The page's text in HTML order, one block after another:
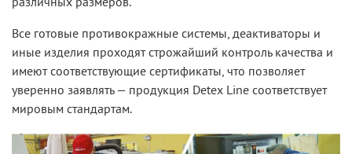
Все готовые противокражные системы, деактиваторы и
иные изделия проходят строжайший контроль качества и
имеют соответствующие сертификаты, что позволяет
уверенно заявлять — продукция Detex Line соответствует
мировым стандартам.